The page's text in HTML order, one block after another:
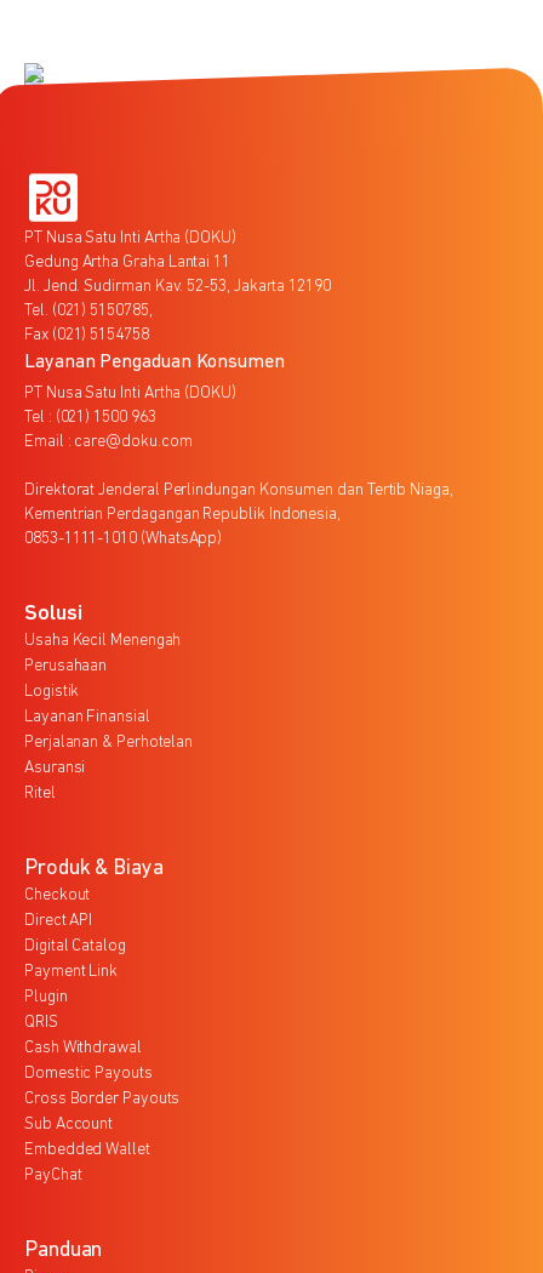
PT Nusa Satu Inti Artha (DOKU)
Gedung Artha Graha Lantai 11
Jl. Jend. Sudirman Kav. 52-53, Jakarta 12190
Tel. (021) 5150785,
Fax (021) 5154758
Layanan Pengaduan Konsumen
PT Nusa Satu Inti Artha (DOKU)
Tel : (021) 1500 963
Email : care@doku.com
Direktorat Jenderal Perlindungan Konsumen dan Tertib Niaga,
Kementrian Perdagangan Republik Indonesia,
0853-1111-1010 (WhatsApp)
Solusi
Usaha Kecil Menengah
Perusahaan
Logistik
Layanan Finansial
Perjalanan & Perhotelan
Asuransi
Ritel
Produk & Biaya
Checkout
Direct API
Digital Catalog
Payment Link
Plugin
QRIS
Cash Withdrawal
Domestic Payouts
Cross Border Payouts
Sub Account
Embedded Wallet
PayChat
Panduan